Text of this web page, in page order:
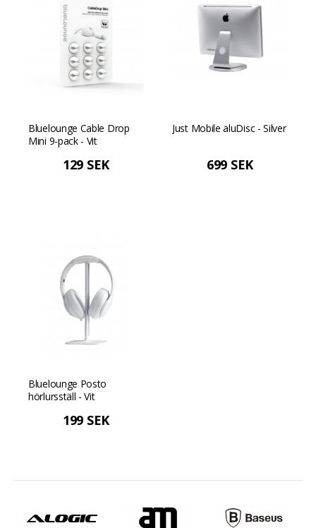
Bluelounge Cable Drop
Mini 9-pack - Vit
129 SEK
Just Mobile aluDisc - Silver
699 SEK
Bluelounge Posto
hörlursställ - Vit
199 SEK